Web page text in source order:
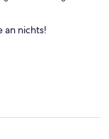
an nichts!